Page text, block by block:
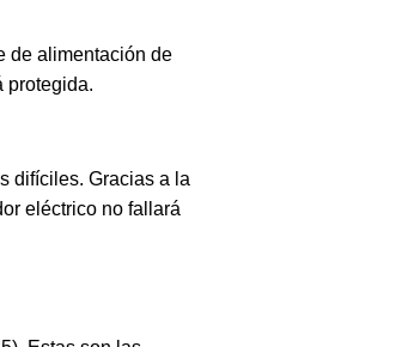
de alimentación de
protegida.
difíciles. Gracias a la
eléctrico no fallará